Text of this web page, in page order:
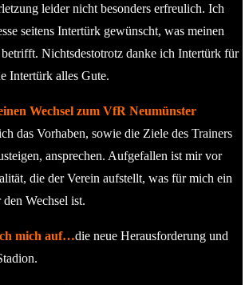
leider nicht besonders erfreulich. Ich
seitens Intertürk gewünscht, was meinen
betrifft. Nichtsdestotrotz danke ich Intertürk für
Intertürk alles Gute.
Wechsel zum VfR Neumünster
das Vorhaben, sowie die Ziele des Trainers
ansprechen. Aufgefallen ist mir vor
die der Verein aufstellt, was für mich ein
Wechsel ist.
mich auf…die neue Herausforderung und